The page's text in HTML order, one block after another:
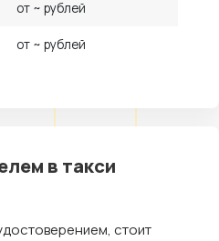
от ~ рублей
от ~ рублей
в такси
стоит